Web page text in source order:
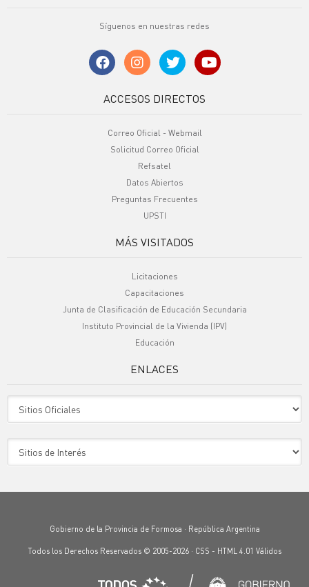
Síguenos en nuestras redes
ACCESOS DIRECTOS
Correo Oficial - Webmail
Solicitud Correo Oficial
Refsatel
Datos Abiertos
Preguntas Frecuentes
UPSTI
MÁS VISITADOS
Licitaciones
Capacitaciones
Junta de Clasificación de Educación Secundaria
Instituto Provincial de la Vivienda (IPV)
Educación
ENLACES
Gobierno de la Provincia de Formosa · República Argentina
Todos los Derechos Reservados © 2005-2026 · CSS - HTML 4.01 Válidos